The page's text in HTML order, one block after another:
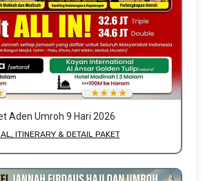
Aden Umroh 9 Hari 2026
ITINERARY & DETAIL PAKET